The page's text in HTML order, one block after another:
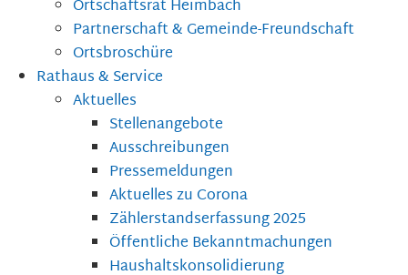
Ortschaftsrat Heimbach
Partnerschaft & Gemeinde-Freundschaft
Ortsbroschüre
Rathaus & Service
Aktuelles
Stellenangebote
Ausschreibungen
Pressemeldungen
Aktuelles zu Corona
Zählerstandserfassung 2025
Öffentliche Bekanntmachungen
Haushaltskonsolidierung